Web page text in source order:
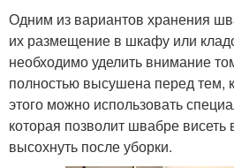
Одним из вариантов хранения
их размещение в шкафу или
необходимо уделить внимание
полностью высушена перед тем,
этого можно использовать
которая позволит швабре висеть
высохнуть после уборки.